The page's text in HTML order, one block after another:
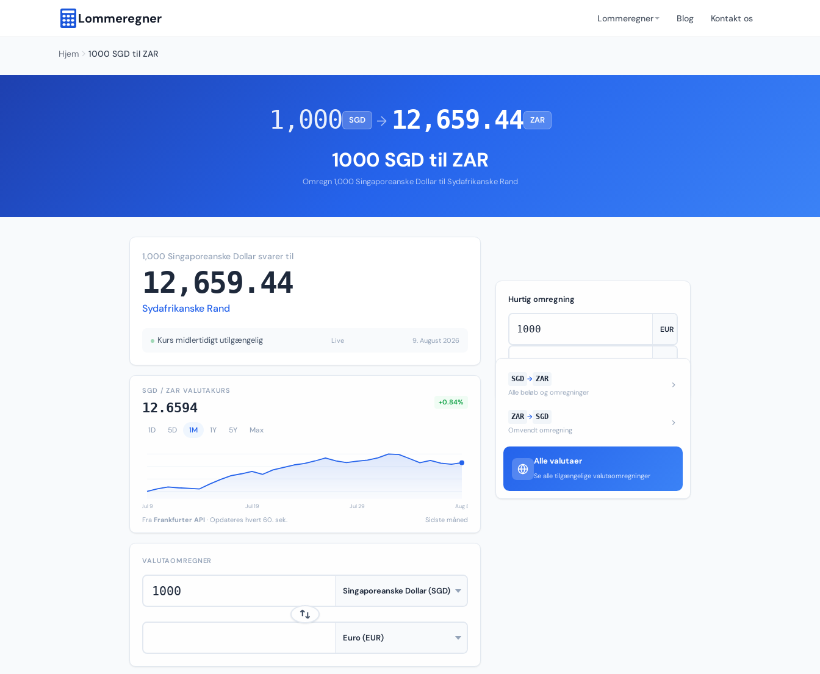
Lommeregner Lommeregner Blog Kontakt os
Hjem 1000 SGD til ZAR
1,000 SGD → 12,659.44 ZAR
1000 SGD til ZAR
Omregn 1,000 Singaporeanske Dollar til Sydafrikanske Rand
1,000 Singaporeanske Dollar svarer til
12,659.44
Sydafrikanske Rand
Kurs midlertidigt utilgængelig Live 9. August 2026
SGD / ZAR VALUTAKURS
12.6594 +0.84%
1D 5D 1M 1Y 5Y Max
Fra Frankfurter API · Opdateres hvert 60. sek. Sidste måned
VALUTAOMREGNER
Hurtig omregning
SGD → ZAR
Alle beløb og omregninger
ZAR → SGD
Omvendt omregning
Alle valutaer
Se alle tilgængelige valutaomregninger